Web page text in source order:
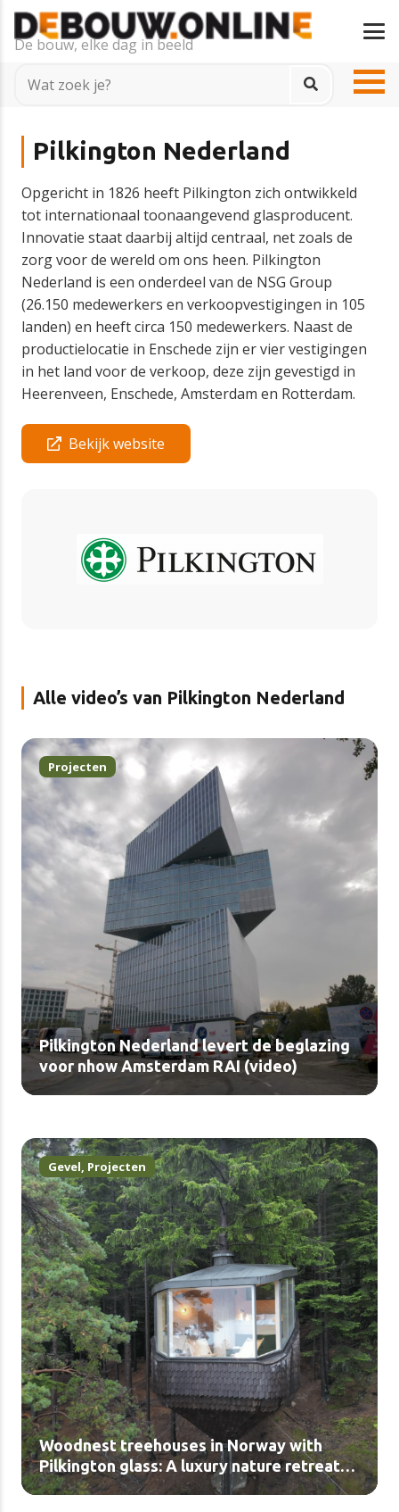
De bouw, elke dag in beeld
Pilkington Nederland
Opgericht in 1826 heeft Pilkington zich ontwikkeld
tot internationaal toonaangevend glasproducent.
Innovatie staat daarbij altijd centraal, net zoals de
zorg voor de wereld om ons heen. Pilkington
Nederland is een onderdeel van de NSG Group
(26.150 medewerkers en verkoopvestigingen in 105
landen) en heeft circa 150 medewerkers. Naast de
productielocatie in Enschede zijn er vier vestigingen
in het land voor de verkoop, deze zijn gevestigd in
Heerenveen, Enschede, Amsterdam en Rotterdam.
Bekijk website
Alle video’s van Pilkington Nederland
Projecten
Pilkington Nederland levert de beglazing
voor nhow Amsterdam RAI (video)
Gevel, Projecten
Woodnest treehouses in Norway with
Pilkington glass: A luxury nature retreat
(video)